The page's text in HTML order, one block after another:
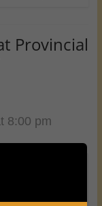
Provincial
8:00 pm
que fa la